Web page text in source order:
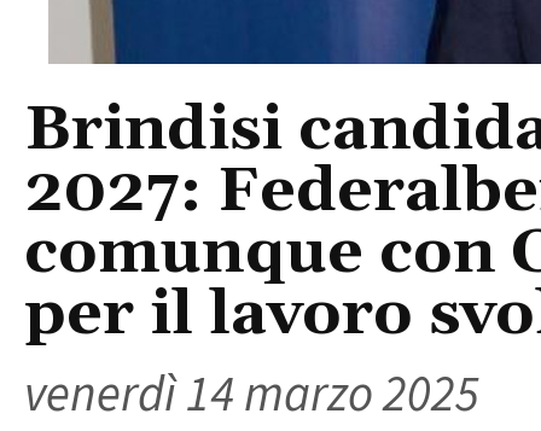
Brindisi
2027:
comunque con
per il lavoro
venerdì 14 marzo 2025